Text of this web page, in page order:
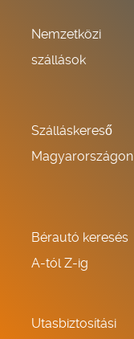
Nemzetközi
szállások
Szálláskereső
Magyarországon
Bérautó keresés
A-tól Z-ig
Utasbiztosítási